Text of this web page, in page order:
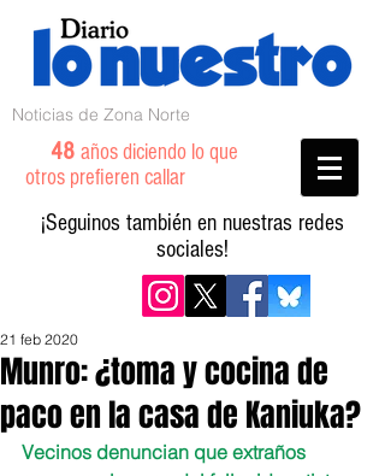
Noticias de Zona Norte
48 años diciendo lo que
otros prefieren callar
¡Seguinos también en nuestras redes
sociales!
Munro: ¿toma y cocina de
paco en la casa de Kaniuka?
21 feb 2020
Vecinos denuncian que extraños